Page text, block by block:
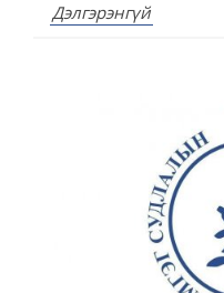
Дэлгэрэнгүй